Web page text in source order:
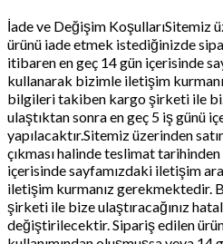
İade ve Değişim KoşullarıSitemiz
ürünü iade etmek istediğinizde
itibaren en geç 14 gün içerisinde
kullanarak bizimle iletişim
bilgileri takiben kargo şirketi ile
ulaştıktan sonra en geç 5 iş günü
yapılacaktır.Sitemiz üzerinden
çıkması halinde teslimat
içerisinde sayfamızdaki iletişim
iletişim kurmanız gerekmektedir.
şirketi ile bize ulaştıracağınız
değiştirilecektir. Sipariş edilen